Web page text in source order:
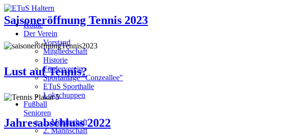
Home
Der Verein
Vorstand
Mitgliedschaft
Historie
Förderverein
Sportanlage "Conzeallee"
ETuS Sporthalle
Lokschuppen
Fußball
Senioren
1. Mannschaft
2. Mannschaft
Saisoneröffnung Tennis 2023
Lust auf Tennis?
Jahresabschluss 2022